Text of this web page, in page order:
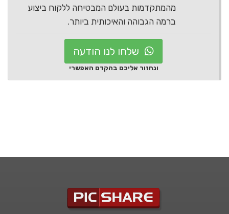
מהמתקדמות בעולם המבטיחה ללקוח ביצוע
ברמה הגבוהה והאיכותית ביותר.
שלחו לנו הודעה
ונחזור אליכם בהקדם האפשרי